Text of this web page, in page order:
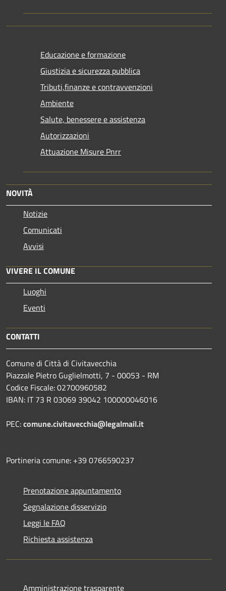
Educazione e formazione
Giustizia e sicurezza pubblica
Tributi,finanze e contravvenzioni
Ambiente
Salute, benessere e assistenza
Autorizzazioni
Attuazione Misure Pnrr
NOVITÀ
Notizie
Comunicati
Avvisi
VIVERE IL COMUNE
Luoghi
Eventi
CONTATTI
Comune di Città di Civitavecchia
Piazzale Pietro Guglielmotti, 7 - 00053 - RM
Codice Fiscale: 02700960582
IBAN: IT 73 R 03069 39042 100000046016
PEC:comune.civitavecchia@legalmail.it
Portineria comune: +39 0766590237
Prenotazione appuntamento
Segnalazione disservizio
Leggi le FAQ
Richiesta assistenza
Amministrazione trasparente